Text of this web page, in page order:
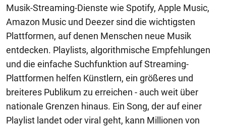
Musik-Streaming-Dienste wie Spotify, Apple Music,
Amazon Music und Deezer sind die wichtigsten
Plattformen, auf denen Menschen neue Musik
entdecken. Playlists, algorithmische Empfehlungen
und die einfache Suchfunktion auf Streaming-
Plattformen helfen Künstlern, ein größeres und
breiteres Publikum zu erreichen - auch weit über
nationale Grenzen hinaus. Ein Song, der auf einer
Playlist landet oder viral geht, kann Millionen von